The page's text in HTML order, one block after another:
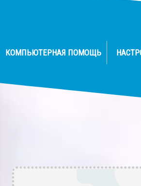
КОМПЬЮТЕРНАЯ ПОМОЩЬ